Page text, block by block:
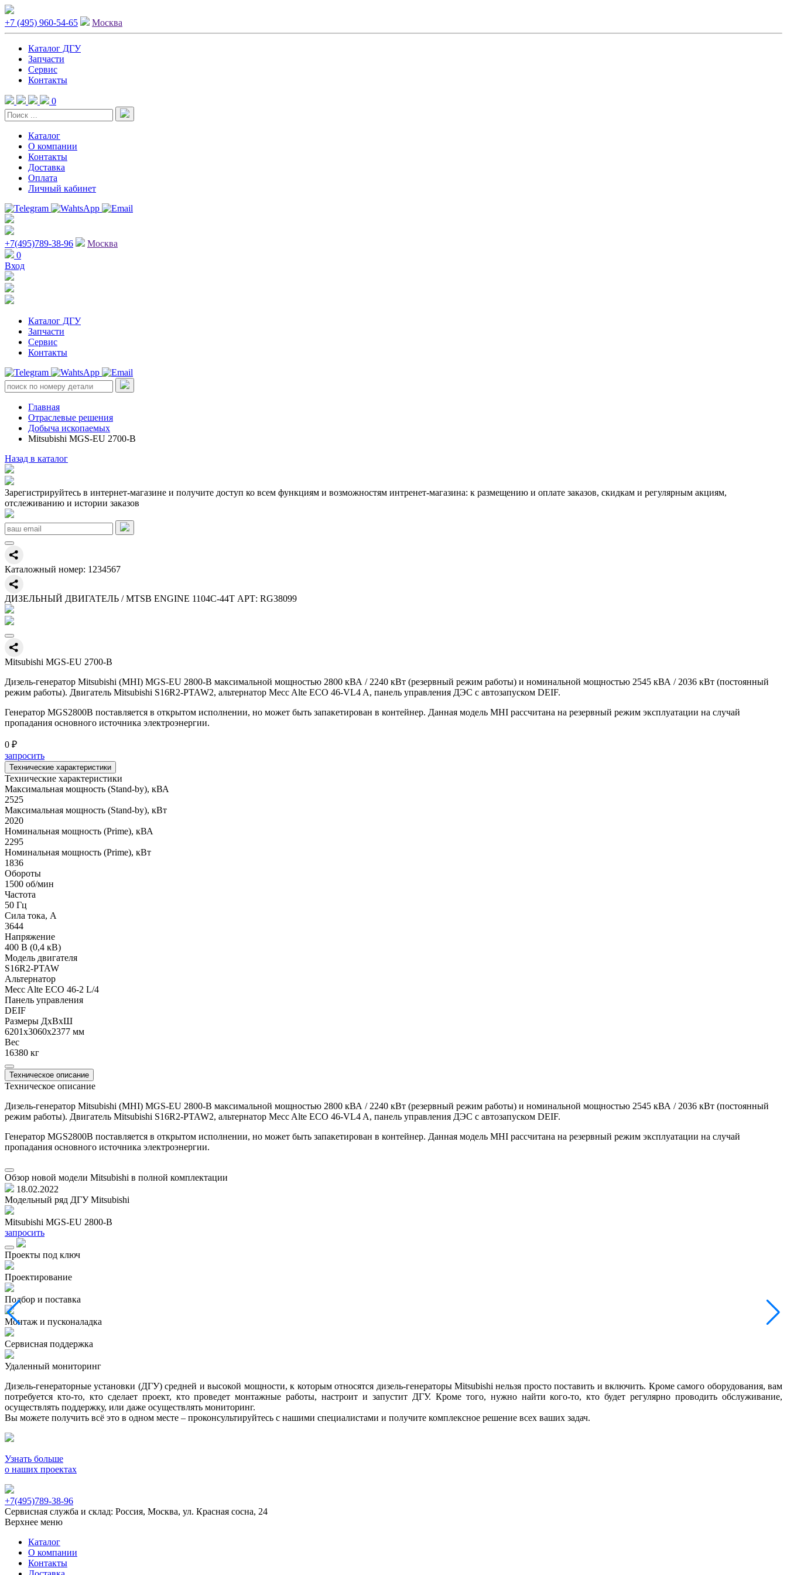
+7 (495) 960-54-65 Москва
Каталог ДГУ
Запчасти
Сервис
Контакты
0
Каталог
О компании
Контакты
Доставка
Оплата
Личный кабинет
+7(495)789-38-96
Москва
0
Вход
Каталог ДГУ
Запчасти
Сервис
Контакты
Главная
Отраслевые решения
Добыча ископаемых
Mitsubishi MGS-EU 2700-B
Назад в каталог
Зарегистрируйтесь в интернет-магазине и получите доступ ко всем функциям и возможностям интренет-магазина: к размещению и оплате заказов, скидкам и регулярным акциям,
отслеживанию и истории заказов
Каталожный номер: 1234567
ДИЗЕЛЬНЫЙ ДВИГАТЕЛЬ / MTSB ENGINE 1104C-44T АРТ: RG38099
Mitsubishi MGS-EU 2700-B
Дизель-генератор Mitsubishi (MHI) MGS-EU 2800-B максимальной мощностью 2800 кВА / 2240 кВт (резервный режим работы) и номинальной мощностью 2545 кВА / 2036 кВт (постоянный
режим работы). Двигатель Mitsubishi S16R2-PTAW2, альтернатор Mecc Alte ECO 46-VL4 A, панель управления ДЭС с автозапуском DEIF.
Генератор MGS2800B поставляется в открытом исполнении, но может быть запакетирован в контейнер. Данная модель MHI рассчитана на резервный режим эксплуатации на случай
пропадания основного источника электроэнергии.
0 ₽
запросить
Технические характеристики
Технические характеристики
Максимальная мощность (Stand-by), кВА
2525
Максимальная мощность (Stand-by), кВт
2020
Номинальная мощность (Prime), кВА
2295
Номинальная мощность (Prime), кВт
1836
Обороты
1500 об/мин
Частота
50 Гц
Сила тока, А
3644
Напряжение
400 В (0,4 кВ)
Модель двигателя
S16R2-PTAW
Альтернатор
Mecc Alte ECO 46-2 L/4
Панель управления
DEIF
Размеры ДхВхШ
6201х3060х2377 мм
Вес
16380 кг
Техническое описание
Техническое описание
Дизель-генератор Mitsubishi (MHI) MGS-EU 2800-B максимальной мощностью 2800 кВА / 2240 кВт (резервный режим работы) и номинальной мощностью 2545 кВА / 2036 кВт (постоянный
режим работы). Двигатель Mitsubishi S16R2-PTAW2, альтернатор Mecc Alte ECO 46-VL4 A, панель управления ДЭС с автозапуском DEIF.
Генератор MGS2800B поставляется в открытом исполнении, но может быть запакетирован в контейнер. Данная модель MHI рассчитана на резервный режим эксплуатации на случай
пропадания основного источника электроэнергии.
Обзор новой модели Mitsubishi в полной комплектации
18.02.2022
Модельный ряд ДГУ Mitsubishi
Mitsubishi MGS-EU 2800-B
запросить
Проекты под ключ
Проектирование
Подбор и поставка
Монтаж и пусконаладка
Сервисная поддержка
Удаленный мониторинг
Дизель-генераторные установки (ДГУ) средней и высокой мощности, к которым относятся дизель-генераторы Mitsubishi нельзя просто поставить и включить. Кроме самого оборудования, вам
потребуется кто-то, кто сделает проект, кто проведет монтажные работы, настроит и запустит ДГУ. Кроме того, нужно найти кого-то, кто будет регулярно проводить обслуживание,
осуществлять поддержку, или даже осуществлять мониторинг.
Вы можете получить всё это в одном месте – проконсультируйтесь с нашими специалистами и получите комплексное решение всех ваших задач.
Узнать больше
о наших проектах
+7(495)789-38-96
Сервисная служба и склад: Россия, Москва, ул. Красная сосна, 24
Верхнее меню
Каталог
О компании
Контакты